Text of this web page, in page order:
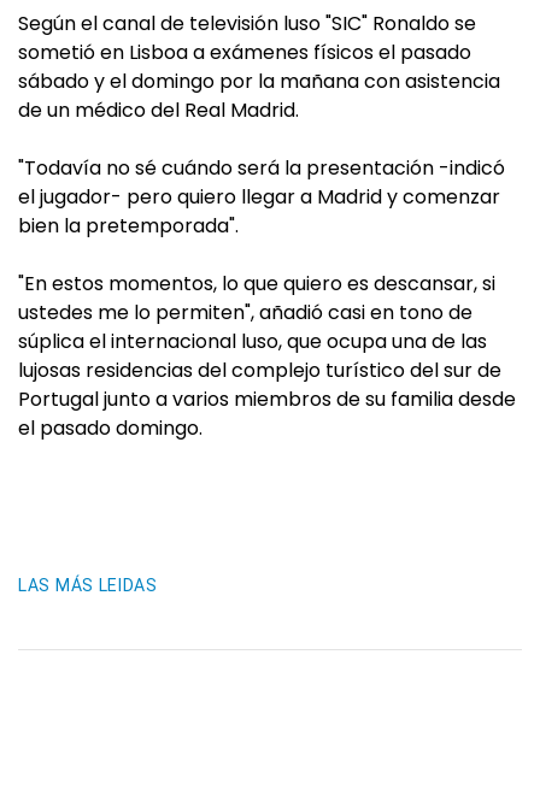
Según el canal de televisión luso "SIC" Ronaldo se
sometió en Lisboa a exámenes físicos el pasado
sábado y el domingo por la mañana con asistencia
de un médico del Real Madrid.
"Todavía no sé cuándo será la presentación -indicó
el jugador- pero quiero llegar a Madrid y comenzar
bien la pretemporada".
"En estos momentos, lo que quiero es descansar, si
ustedes me lo permiten", añadió casi en tono de
súplica el internacional luso, que ocupa una de las
lujosas residencias del complejo turístico del sur de
Portugal junto a varios miembros de su familia desde
el pasado domingo.
LAS MÁS LEIDAS